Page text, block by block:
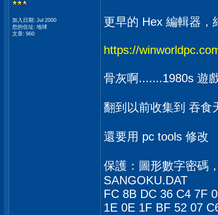
加入日期: Jul 2000
您的住址: 地球
文章: 960
更早的 Hex 編輯器，
https://
骨灰啊.......1980s 遊
翻到以前收集到 吞食
還要用 pc tools 修改
保護：圖形數字密碼
SANGOKU.DAT
FC 8B DC 36 C4 7F
1E 0E 1F BF 52 07